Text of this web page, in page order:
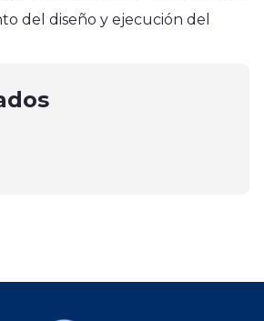
del diseño y ejecución del
para el
sistema frontallos 62 años del